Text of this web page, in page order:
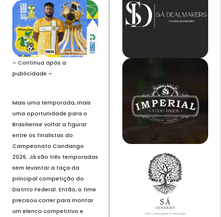
– Continua após a
publicidade –
Mais uma temporada, mais
uma oportunidade para o
Brasiliense voltar a figurar
entre os finalistas do
Campeonato Candango
2026. Já são três temporadas
sem levantar a taça da
principal competição do
Distrito Federal. Então, o time
precisou correr para montar
um elenco competitivo e